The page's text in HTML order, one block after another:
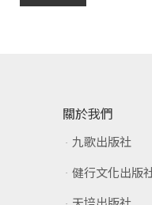
關於我們
九歌出版社
健行文化出版